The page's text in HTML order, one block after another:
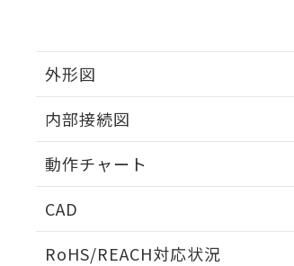
外形図
内部接続図
動作チャート
CAD
RoHS/REACH対応状況